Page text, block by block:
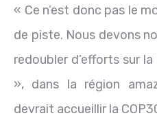
« Ce n’est donc pas le
de piste. Nous devons
redoubler d’efforts sur
», dans la région
devrait accueillir la